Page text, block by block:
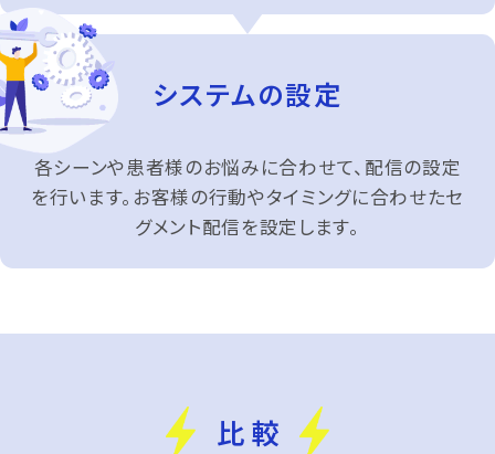
システムの設定
各シーンや患者様のお悩みに合わせて、配信の設定
を行います。お客様の行動やタイミングに合わせたセ
グメント配信を設定します。
比 較